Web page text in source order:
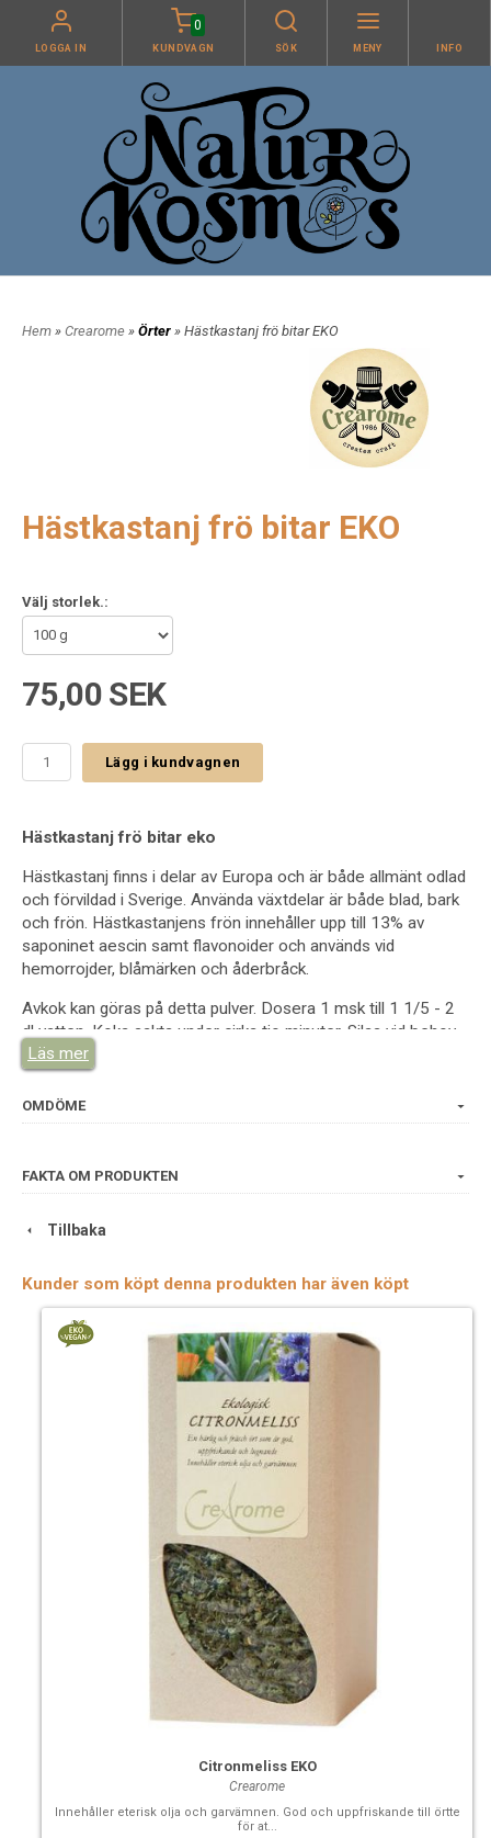
LOGGA IN
0
KUNDVAGN SÖK MENY INFO
Hem » Crearome » Örter » Hästkastanj frö bitar EKO
Hästkastanj frö bitar EKO
Välj storlek.:
75,00 SEK
Lägg i kundvagnen
Hästkastanj frö bitar eko
Hästkastanj finns i delar av Europa och är både allmänt odlad
och förvildad i Sverige. Använda växtdelar är både blad, bark
och frön. Hästkastanjens frön innehåller upp till 13% av
saponinet aescin samt flavonoider och används vid
hemorrojder, blåmärken och åderbråck.
Avkok kan göras på detta pulver. Dosera 1 msk till 1 1/5 - 2
dl vatten. Koka sakta under cirka tio minuter. Silas vid behov.
Enklast är att förtjocka avkoket med xantangum. (1 gram per
1 dl färdigt avkok. Mixa med mixerstav.). Denna gel kan
sedan användas på benen, på hemorrojder med mera. Ett
extrakt kan även göras med glycerol.
Växtdel: Frö
Läs mer
OMDÖME
FAKTA OM PRODUKTEN
Tillbaka
Kunder som köpt denna produkten har även köpt
Citronmeliss EKO
Crearome
Innehåller eterisk olja och garvämnen. God och uppfriskande till örtte
för at...